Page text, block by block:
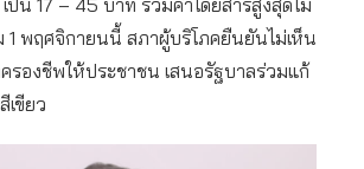
ป็น 17 – 45 บาท รวมค่าโดยสารสูงสุดไม่
1 พฤศจิกายนนี้ สภาผู้บริโภคยืนยันไม่เห็น
รองชีพให้ประชาชน เสนอรัฐบาลร่วมแก้
ขียว